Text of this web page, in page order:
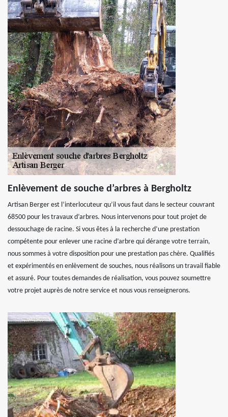
Enlèvement de souche d’arbres à Bergholtz
Artisan Berger est l’interlocuteur qu’il vous faut dans le secteur couvrant
68500 pour les travaux d’arbres. Nous intervenons pour tout projet de
dessouchage de racine. Si vous êtes à la recherche d’une prestation
compétente pour enlever une racine d’arbre qui dérange votre terrain,
nous sommes à votre disposition pour une prestation pas chère. Qualifiés
et expérimentés en enlèvement de souches, nous réalisons un travail fiable
et assuré. Pour toutes demandes de réalisation, vous pouvez soumettre
votre projet auprès de notre service et nous vous renseignerons.